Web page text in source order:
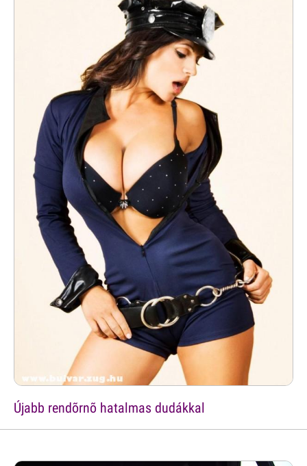
Újabb rendõrnõ hatalmas dudákkal